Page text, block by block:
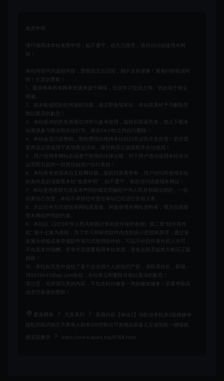
免责申明
请仔细阅读本站免责申明，如不遵守，或无法接受，请勿访问或使用本网
站！
本站内容均为虚拟内容，赞助后无法召回，顾不支持退换！避免纠纷耽误时
间！介意勿赞助！
1、爱游网单所有网单资源来源于网络，仅供学习交流之用。切勿用于商业
用途。
2、如本帖侵犯到任何版权问题，请立即告知本站，本站将及时予与删除并
致以最深的歉意！
3、本站提供的所有资源仅供学习参考使用，版权归原著所有，禁止下载本
站资源参与商业和非法行为，请在24小时之内自行删除！
4、本站会员只是赞助，赞助费用仅维持本站的日常运营开支所需！若您需
要商业运营或用于其他商业活动，请您购买正版授权并合法使用！
5、用户使用本网站必须遵守使用的法律法规，对于用户违法使用本站非法
运营而引起的一切责任由用户自行承担！
6、本站所有资源来自互联网转载，版权归原著所有，用户访问和使用本站
的条件是必须接受本站“免责申明”，如不遵守，请勿访问或使用本网站！
7、本站使用者因为违反本声明的规定而触犯中华人民共和国法律的，一切
后果自己负责，本站不承担任何责任本站已经进行告知义务。
8、凡以任何方式登陆本网站或直接、间接使用本网站资料者，视为自愿接
受本网站声明的约束。
9、本站以《2013中华人民共和国计算机软件保护条例》第二章"软件菩作
权” 第十七条为原则：为了学习和研究软件内含的设计思想和原理，通过安
装显示传输或者存储软件等方式使用软件的，可以不经软件著作权人许可，
不向其支付报酬。若有学员需要商用本站资源，请务必联系版权方购买正版
授权！
10、本站如无意中侵犯了某个企业或个人的知识产权，请联系站长，邮箱：
185529643@qq.com告知，本站将立即删除并致以最深的歉意！
请注意：无所谓完美的内容，不包含BUG修复一类的修改服务！若要求较高
追求完美请勿赞助！
爱游网单 完美系列
亲测内容【诛仙3】18职业单机第3版精修神
隐彰武昭武独立天界单人副本GM控制台可发物品装备元宝虚拟机一键端视
频安装教学 https://www.aywd.top/4768.html